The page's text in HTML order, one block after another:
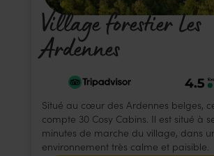
Village forestier Les
Ardennes
Situé au cœur des Ardennes belges,
compte 30 Cosy Cabins. Il est situé à
minutes de marche du village, dans
environnement très calme et paisible.